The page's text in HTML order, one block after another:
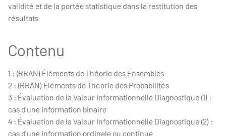
validité et de la portée statistique dans la restitution des
résultats
Contenu
1 : (RRAN) Éléments de Théorie des Ensembles
2 : (RRAN) Éléments de Théorie des Probabilités
3 : Évaluation de la Valeur Informationnelle Diagnostique (1) :
cas d’une information binaire
4 : Évaluation de la Valeur Informationnelle Diagnostique (2) :
cas d’une information ordinale ou continue